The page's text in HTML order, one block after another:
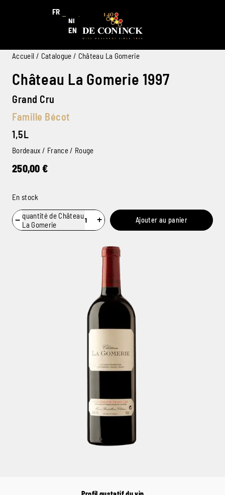
FR
NL
EN
Accueil / Catalogue / Château La Gomerie
Château La Gomerie 1997
Grand Cru
Famille Bécot
1,5L
Bordeaux / France / Rouge
250,00 €
En stock
− quantité de Château
La Gomerie
+ Ajouter au panier